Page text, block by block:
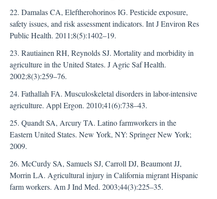
22. Damalas CA, Eleftherohorinos IG. Pesticide exposure,
safety issues, and risk assessment indicators. Int J Environ Res
Public Health. 2011;8(5):1402–19.
23. Rautiainen RH, Reynolds SJ. Mortality and morbidity in
agriculture in the United States. J Agric Saf Health.
2002;8(3):259–76.
24. Fathallah FA. Musculoskeletal disorders in labor-intensive
agriculture. Appl Ergon. 2010;41(6):738–43.
25. Quandt SA, Arcury TA. Latino farmworkers in the
Eastern United States. New York, NY: Springer New York;
2009.
26. McCurdy SA, Samuels SJ, Carroll DJ, Beaumont JJ,
Morrin LA. Agricultural injury in California migrant Hispanic
farm workers. Am J Ind Med. 2003;44(3):225–35.